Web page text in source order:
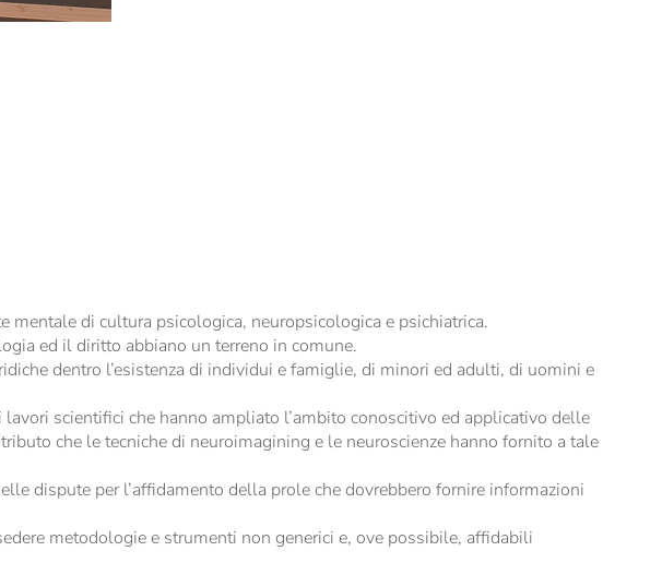
di cultura psicologica, neuropsicologica e psichiatrica.
ed il diritto abbiano un terreno in comune.
dentro l’esistenza di individui e famiglie, di minori ed adulti, di uomini e
scientifici che hanno ampliato l’ambito conoscitivo ed applicativo delle
che le tecniche di neuroimagining e le neuroscienze hanno fornito a tale
dispute per l’affidamento della prole che dovrebbero fornire informazioni
metodologie e strumenti non generici e, ove possibile, affidabili